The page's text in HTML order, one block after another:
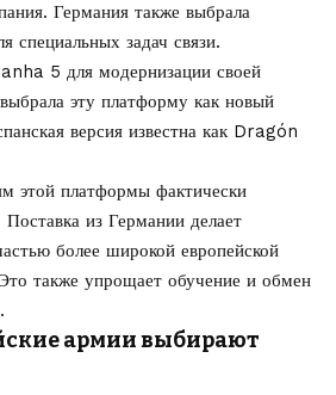
Германия также выбрала
задач связи.
5 для модернизации своей
эту платформу как новый
версия известна как Dragón
этой платформы фактически
из Германии делает
более широкой европейской
также упрощает обучение и обмен
армии выбирают